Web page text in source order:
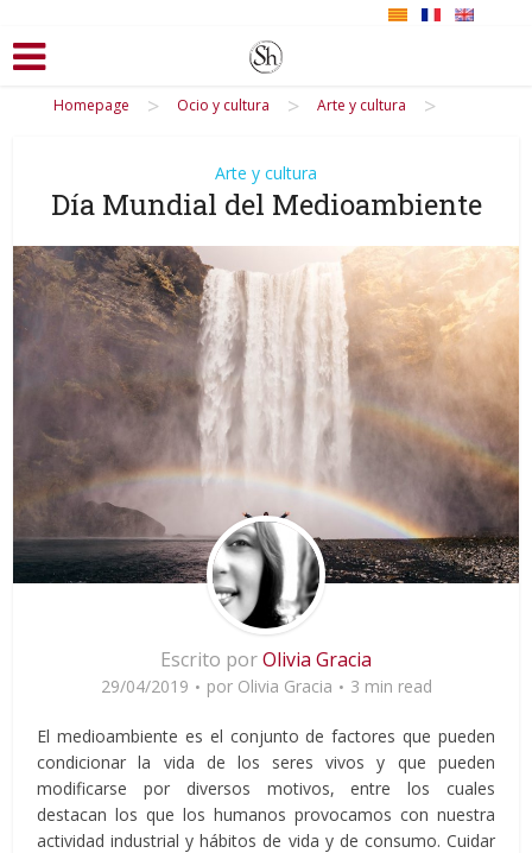
Homepage > Ocio y cultura > Arte y cultura >
Arte y cultura
Día Mundial del Medioambiente
Escrito porOlivia Gracia
29/04/2019 por Olivia Gracia 3 min read
El medioambiente es el conjunto de factores que pueden
condicionar la vida de los seres vivos y que pueden
modificarse por diversos motivos, entre los cuales
destacan los que los humanos provocamos con nuestra
actividad industrial y hábitos de vida y de consumo. Cuidar